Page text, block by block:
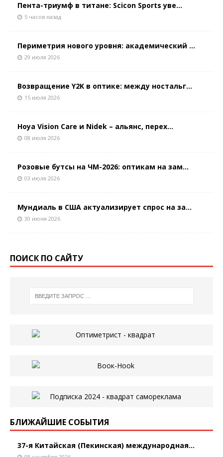
Пента-триумф в титане: Scicon Sports уве...
5 часов назад
Периметрия нового уровня: академический ...
29 июля 2026
Возвращение Y2K в оптике: между ностальг...
15 июля 2026
Hoya Vision Care и Nidek – альянс, перех...
08 июля 2026
Розовые бутсы на ЧМ-2026: оптикам на зам...
03 июля 2026
Мундиаль в США актуализирует спрос на за...
30 июня 2026
ПОИСК ПО САЙТУ
БЛИЖАЙШИЕ СОБЫТИЯ
37-я Китайская (Пекинская) международная...